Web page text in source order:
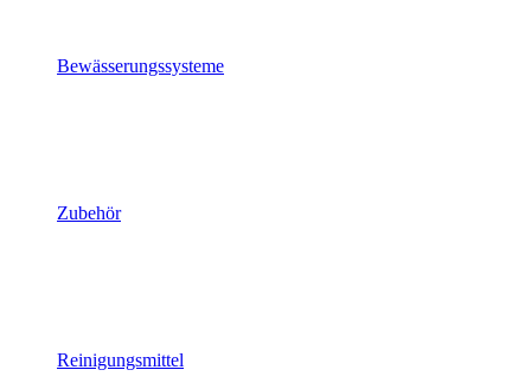
Bewässerungssysteme
Zubehör
Reinigungsmittel